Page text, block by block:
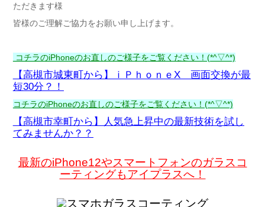
ただきます様
皆様のご理解ご協力をお願い申し上げます。
コチラのiPhoneのお直しのご様子をご覧ください！(*^▽^*)
【高槻市城東町から】ｉＰｈｏｎｅX 画面交換が最
短30分？！
コチラのiPhoneのお直しのご様子をご覧ください！(*^▽^*)
【高槻市幸町から】人気急上昇中の最新技術を試し
てみませんか？？
最新のiPhone12やスマートフォンのガラスコ
ーティングもアイプラスへ！